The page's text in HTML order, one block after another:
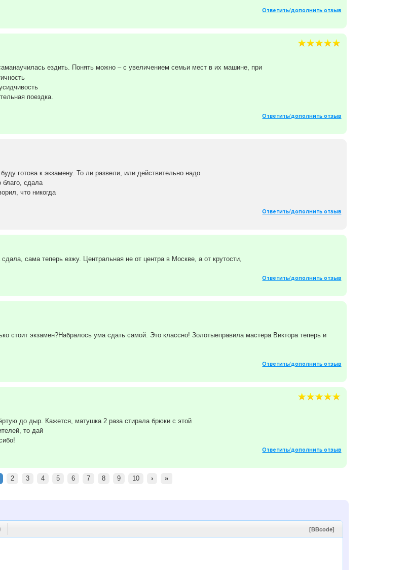
Ответить/дополнить отзыв
ездить. Понять можно – с увеличением семьи мест в их машине, при
поездка.
Ответить/дополнить отзыв
готова к экзамену. То ли развели, или действительно надо
благо, сдала
что никогда
Ответить/дополнить отзыв
сама теперь езжу. Центральная не от центра в Москве, а от крутости,
Ответить/дополнить отзыв
стоит экзамен?Набралось ума сдать самой. Это классно! Золотыеправила мастера Виктора теперь и
Ответить/дополнить отзыв
до дыр. Кажется, матушка 2 раза стирала брюки с этой
то дай
Ответить/дополнить отзыв
2 3 4 5 6 7 8 9 10 › »
[BBcode]